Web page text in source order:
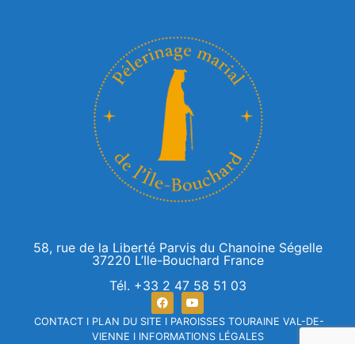
58, rue de la Liberté Parvis du Chanoine Ségelle
37220 L’Ile-Bouchard France
Tél. +33 2 47 58 51 03
CONTACT I PLAN DU SITE I PAROISSES TOURAINE VAL-DE-
VIENNE I INFORMATIONS LÉGALES